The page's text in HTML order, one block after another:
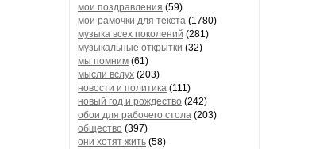
мои поздравления (59)
мои рамочки для текста (1780)
музыка всех поколений (281)
музыкальные открытки (32)
мы помним (61)
мысли вслух (203)
новости и политика (111)
новый год и рождество (242)
обои для рабочего стола (203)
общество (397)
они хотят жить (58)